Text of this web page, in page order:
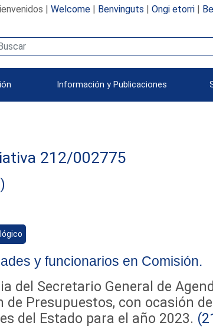
| Welcome| Benvinguts | Ongi etorri|
Información y Publicaciones
212/002775
y funcionarios en Comisión.
del Secretario General de
de Presupuestos, con ocasión
del Estado para el año 2023.